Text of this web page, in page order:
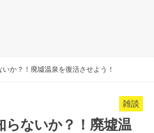
か？！廃墟温泉を復活させよう！
雑談
らないか？！廃墟温